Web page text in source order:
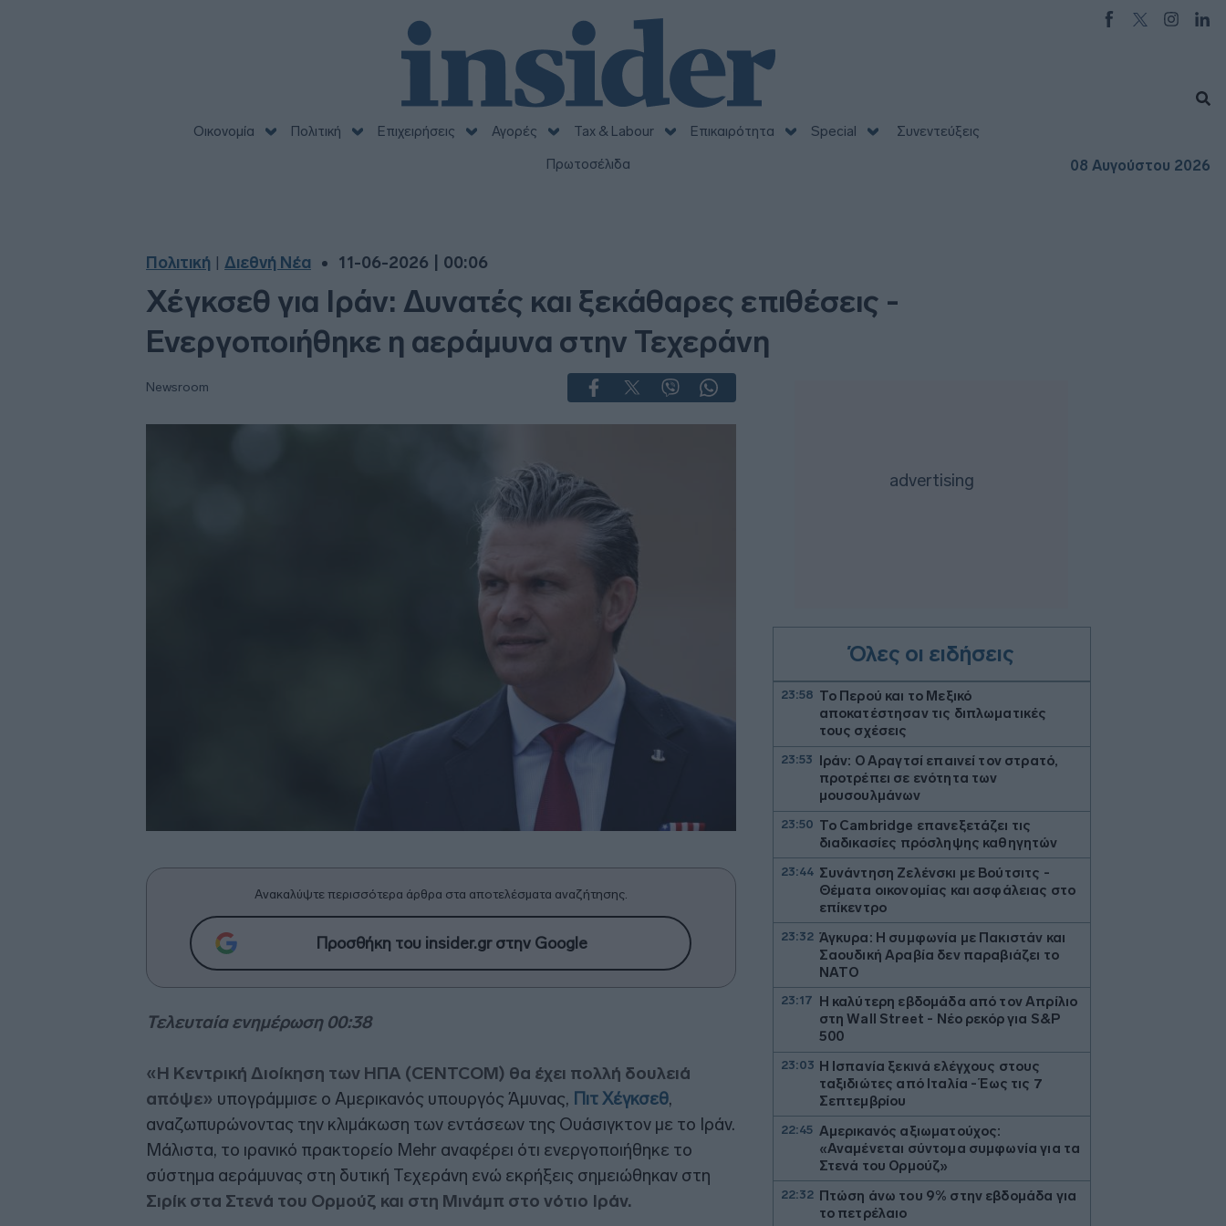
Οικονομία Πολιτική Επιχειρήσεις Αγορές Tax & Labour Επικαιρότητα Special
Συνεντεύξεις
Πρωτοσέλιδα
08 Αυγούστου 2026
Πολιτική Διεθνή Νέα 11-06-2026 | 00:06
Χέγκσεθ για Ιράν: Δυνατές και ξεκάθαρες επιθέσεις -
Ενεργοποιήθηκε η αεράμυνα στην Τεχεράνη
Newsroom
Ανακαλύψτε περισσότερα άρθρα στα αποτελέσματα αναζήτησης.
Προσθήκη του insider.gr στην Google
Τελευταία ενημέρωση 00:38
«Η Κεντρική Διοίκηση των ΗΠΑ (CENTCOM) θα έχει πολλή δουλειά
απόψε» υπογράμμισε ο Αμερικανός υπουργός Άμυνας, Πιτ Χέγκσεθ,
αναζωπυρώνοντας την κλιμάκωση των εντάσεων της Ουάσιγκτον με το Ιράν.
Μάλιστα, το ιρανικό πρακτορείο Mehr αναφέρει ότι ενεργοποιήθηκε το
σύστημα αεράμυνας στη δυτική Τεχεράνη ενώ εκρήξεις σημειώθηκαν στη
Σιρίκ στα Στενά του Ορμούζ και στη Μινάμπ στο νότιο Ιράν.
Όλες οι ειδήσεις
23:58 Το Περού και το Μεξικό
αποκατέστησαν τις διπλωματικές
τους σχέσεις
23:53 Ιράν: Ο Αραγτσί επαινεί τον στρατό,
προτρέπει σε ενότητα των
μουσουλμάνων
23:50 Το Cambridge επανεξετάζει τις
διαδικασίες πρόσληψης καθηγητών
23:44 Συνάντηση Ζελένσκι με Βούτσιτς -
Θέματα οικονομίας και ασφάλειας στο
επίκεντρο
23:32 Άγκυρα: Η συμφωνία με Πακιστάν και
Σαουδική Αραβία δεν παραβιάζει το
ΝΑΤΟ
23:17 Η καλύτερη εβδομάδα από τον Απρίλιο
στη Wall Street - Νέο ρεκόρ για S&P
500
23:03 Η Ισπανία ξεκινά ελέγχους στους
ταξιδιώτες από Ιταλία - Έως τις 7
Σεπτεμβρίου
22:45 Αμερικανός αξιωματούχος:
«Αναμένεται σύντομα συμφωνία για τα
Στενά του Ορμούζ»
22:32 Πτώση άνω του 9% στην εβδομάδα για
το πετρέλαιο